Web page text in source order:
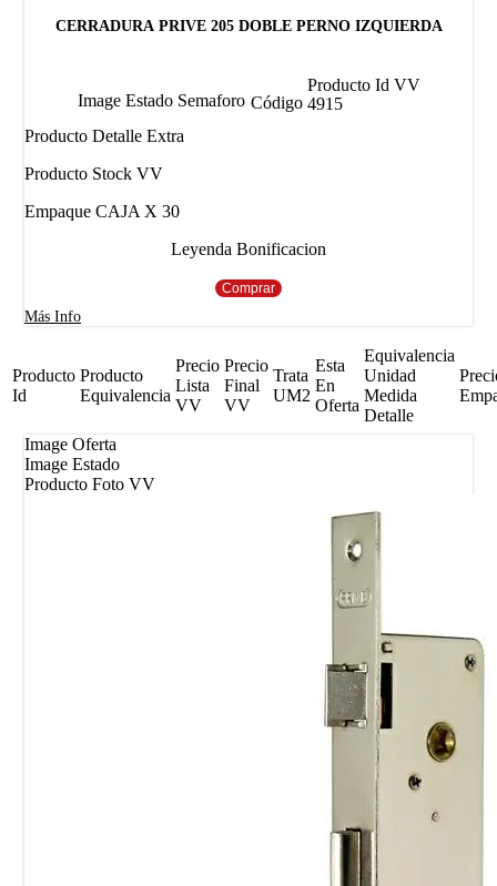
CERRADURA PRIVE 205 DOBLE PERNO IZQUIERDA
Image Estado Semaforo Código
Producto Id VV
4915
Producto Detalle Extra
Producto Stock VV
Empaque CAJA X 30
Leyenda Bonificacion
Comprar
Más Info
Producto
Id
Producto
Equivalencia
Precio
Lista
VV
Precio
Final
VV
Trata
UM2
Esta
En
Oferta
Equivalencia
Unidad
Medida
Detalle
Image Oferta
Image Estado
Producto Foto VV